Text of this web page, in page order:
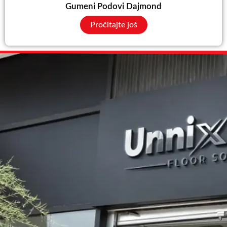
Gumeni Podovi Dajmond
Pročitajte još